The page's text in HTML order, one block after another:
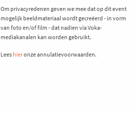
Om privacyredenen geven we mee dat op dit event
mogelijk beeldmateriaal wordt gecreëerd - in vorm
van foto en/of film - dat nadien via Voka-
mediakanalen kan worden gebruikt.
Lees hieronze annulatievoorwaarden.